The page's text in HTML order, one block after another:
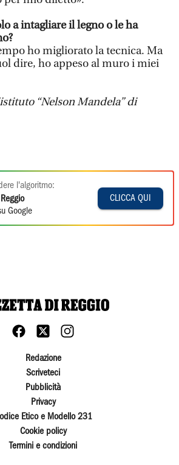
a intagliare il legno o le ha
ho migliorato la tecnica. Ma
dire, ho appeso al muro i miei
“Nelson Mandela”di
l'algoritmo:
Google
CLICCA QUI
Redazione
Scriveteci
Pubblicità
Privacy
Etico e Modello 231
Cookie policy
Termini e condizioni